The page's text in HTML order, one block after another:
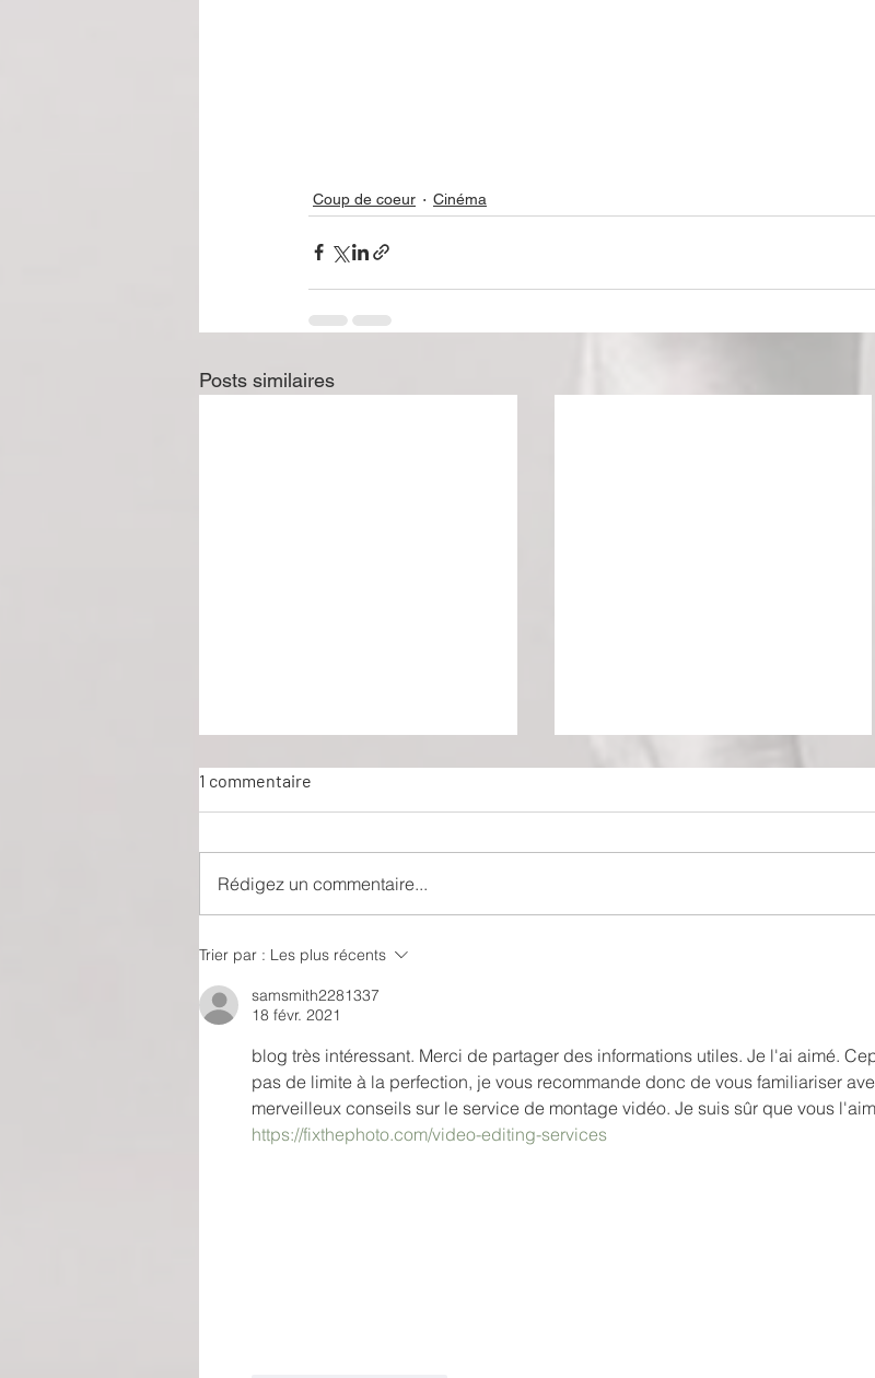
Coup de coeur Cinéma
Posts similaires
Théâtre-Musée Dalí : entrer
1 commentaire
Rédigez un commentaire...
Trier par : Les plus récents
samsmith2281337
18 févr. 2021
blog très intéressant. Merci de partager des informations utiles. Je l'ai aimé.
pas de limite à la perfection, je vous recommande donc de vous familiariser
merveilleux conseils sur le service de montage vidéo. Je suis sûr que vous
https://fixthephoto.com/video-editing-services